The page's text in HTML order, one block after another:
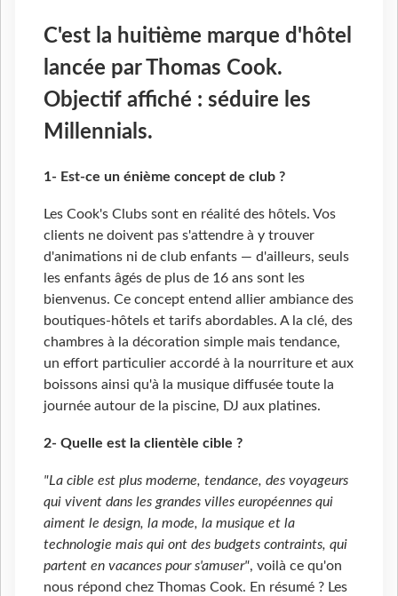
C'est la huitième marque d'hôtel
lancée par Thomas Cook.
Objectif affiché : séduire les
Millennials.
1- Est-ce un énième concept de club ?
Les Cook's Clubs sont en réalité des hôtels. Vos
clients ne doivent pas s'attendre à y trouver
d'animations ni de club enfants — d'ailleurs, seuls
les enfants âgés de plus de 16 ans sont les
bienvenus. Ce concept entend allier ambiance des
boutiques-hôtels et tarifs abordables. A la clé, des
chambres à la décoration simple mais tendance,
un effort particulier accordé à la nourriture et aux
boissons ainsi qu'à la musique diffusée toute la
journée autour de la piscine, DJ aux platines.
2- Quelle est la clientèle cible ?
"La cible est plus moderne, tendance, des voyageurs
qui vivent dans les grandes villes européennes qui
aiment le design, la mode, la musique et la
technologie mais qui ont des budgets contraints, qui
partent en vacances pour s'amuser", voilà ce qu'on
nous répond chez Thomas Cook. En résumé ? Les